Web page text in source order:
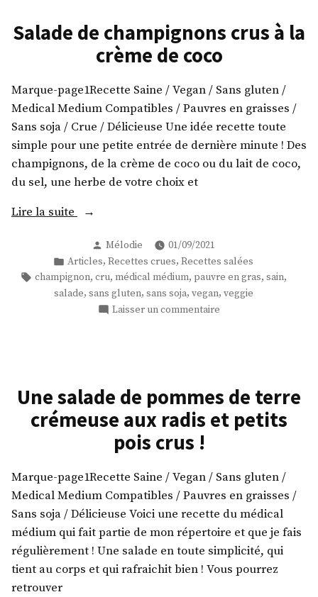
Salade de champignons crus à la
crème de coco
Marque-page1Recette Saine / Vegan / Sans gluten /
Medical Medium Compatibles / Pauvres en graisses /
Sans soja / Crue / Délicieuse Une idée recette toute
simple pour une petite entrée de dernière minute ! Des
champignons, de la crème de coco ou du lait de coco,
du sel, une herbe de votre choix et
Lire la suite
« Salade
champignons
crus
à
Publié
par
Mélodie
01/09/2021
Publié
dans
Articles, Recettes crues, Recettes salées
Étiquettes :
champignon, cru, médical médium, pauvre en gras, sain,
salade, sans gluten, sans soja, vegan, veggie
Laisser un commentaire
la
crème
Une salade de pommes de terre
crémeuse aux radis et petits
pois crus !
Marque-page1Recette Saine / Vegan / Sans gluten /
Medical Medium Compatibles / Pauvres en graisses /
Sans soja / Délicieuse Voici une recette du médical
médium qui fait partie de mon répertoire et que je fais
régulièrement ! Une salade en toute simplicité, qui
tient au corps et qui rafraichit bien ! Vous pourrez
retrouver